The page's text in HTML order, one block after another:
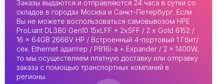
Заказы выдаются и отправляются 24 часа в сутки со
складов в городах Москва и Санкт-Петербург. Если
Вы не можете воспользоваться самовывозом HPE
ProLiant DL380 Gen10 15xLFF + 2xSFF / 2 x Gold 6152 /
16 x 64GB 2666V HP / Встроенный 4-портовый 1 Гбит/
сек. Ethernet адаптер / P816i-a + Expander / 2 x 1400W,
то мы осуществляем платную доставку или отправку
заказа с помощью транспортных компаний в
регионы.